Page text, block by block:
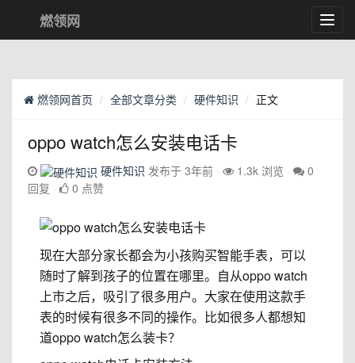
燃领网
燃领网首页 全部文章分类 硬件知识 正文
oppo watch怎么安装电话卡
硬件知识 发布于 3年前 1.3k 浏览
0
回复
0 点赞
现在大部分家长都会为小孩购买智能手表，可以
随时了解到孩子的位置在哪里。自从oppo watch
上市之后，吸引了很多用户。大家在使用这款手
表的时候有很多不同的操作。比如很多人都想知
道oppo watch怎么装卡？